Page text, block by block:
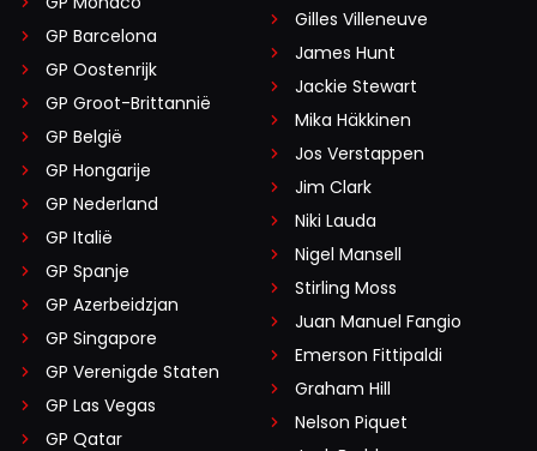
GP Barcelona
GP Oostenrijk
GP Groot-Brittannië
GP België
GP Hongarije
GP Nederland
GP Italië
GP Spanje
GP Azerbeidzjan
GP Singapore
GP Verenigde Staten
GP Las Vegas
GP Qatar
Gilles Villeneuve
James Hunt
Jackie Stewart
Mika Häkkinen
Jos Verstappen
Jim Clark
Niki Lauda
Nigel Mansell
Stirling Moss
Juan Manuel Fangio
Emerson Fittipaldi
Graham Hill
Nelson Piquet